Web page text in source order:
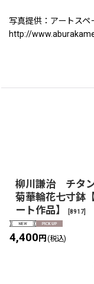
写真提供：アートスペ
http://
柳川謙治 チタ
菊華輪花七寸鉢
ート作品】
[8917]
4,400円 (税込)